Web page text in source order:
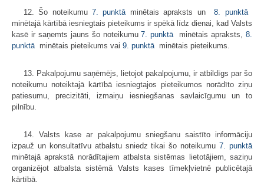
12. Šo noteikumu7. punktāminētais apraksts un8. punktā​​​​​​​
minētajā kārtībā iesniegtais pieteikums ir spēkā līdz dienai, kad Valsts
kasē ir saņemts jauns šo noteikumu7. punktā​​​​​​​ minētais apraksts,8.
punktā​​​​​​​ minētais pieteikums vai 9. punktā​​​​​​​ minētais pieteikums.
13. Pakalpojumu saņēmējs, lietojot pakalpojumu, ir atbildīgs par šo
noteikumu noteiktajā kārtībā iesniegtajos pieteikumos norādīto ziņu
patiesumu, precizitāti, izmaiņu iesniegšanas savlaicīgumu un to
pilnību.
14. Valsts kase ar pakalpojumu sniegšanu saistīto informāciju
izpauž un konsultatīvu atbalstu sniedz tikai šo noteikumu7. punktā
minētajā aprakstā norādītajiem atbalsta sistēmas lietotājiem, saziņu
organizējot atbalsta sistēmā Valsts kases tīmekļvietnē publicētajā
kārtībā.